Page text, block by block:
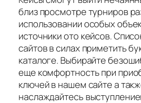
близ просмотре турниров
использовании особых
источники ото кейсов.
сайтов в силах приметить
каталоге. Выбирайте
еще комфортность при
ключей в нашем сайте а
наслаждайтесь